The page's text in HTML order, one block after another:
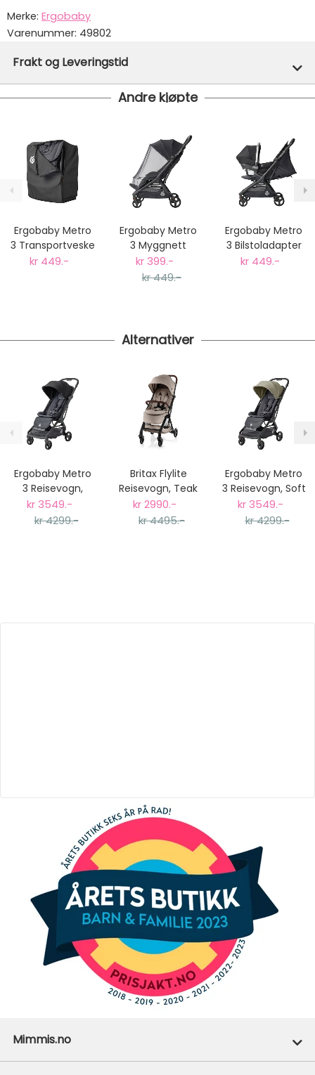
Merke: Ergobaby
Varenummer: 49802
Frakt og Leveringstid
På lager hos oss - klar for utsendelse innen 24 timer
gjelder standard postpakke.
Ekspressfrakt med Bring Express og Widerøe koster
fra kr 129 - og dersom dette er tilgjengelig på ditt
postnummer vil du få det som et alternativ i kassen.
Gjennomsnittlig leveringstid hos Mimmis er en til tre
Vi har fri retur ved bytte.
Andre kjøpte
Ergobaby Metro
3 Transportveske
kr 449.-
Ergobaby Metro
3 Myggnett
kr 399.-
kr 449.-
Ergobaby Metro
3 Bilstoladapter
kr 449.-
Alternativer
Ergobaby Metro
3 Reisevogn,
Onyx Black
kr 3549.-
kr 4299.-
Britax Flylite
Reisevogn, Teak
kr 2990.-
kr 4495.-
Ergobaby Metro
3 Reisevogn, Soft
Olive
kr 3549.-
kr 4299.-
Mimmis.no